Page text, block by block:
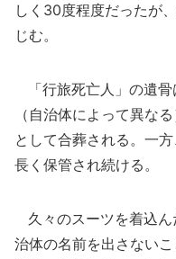
しく30度程度だったが
じむ。
「行旅死亡人」の遺骨
（自治体によって異な
として合葬される。一
長く保管され続ける。
久々のスーツを着込ん
治体の名前を出さない